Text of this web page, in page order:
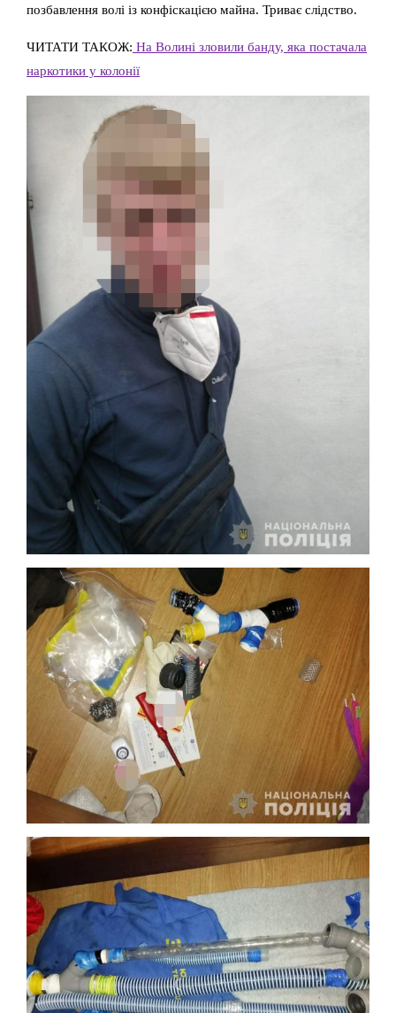
позбавлення волі із конфіскацією майна. Триває слідство.
ЧИТАТИ ТАКОЖ: На Волині зловили банду, яка постачала
наркотики у колонії